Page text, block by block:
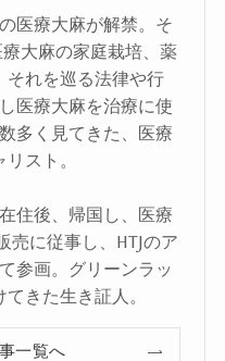
医療大麻が解禁。そ
大麻の家庭栽培、薬
それを巡る法律や行
医療大麻を治療に使
多く見てきた、医療
スト。
住後、帰国し、医療
売に従事し、HTJのア
参画。グリーンラッ
きた生き証人。
一覧へ